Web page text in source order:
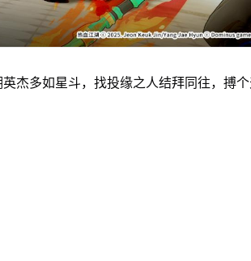
杰多如星斗，找投缘之人结拜同往，搏